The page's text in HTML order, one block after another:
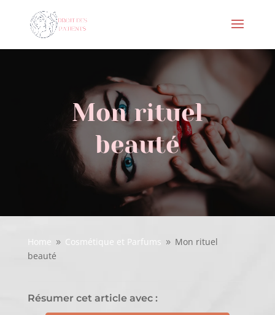
Mon rituel
beauté
Home 9 Cosmétique et Parfums 9 Mon rituel
beauté
Résumer cet article avec :